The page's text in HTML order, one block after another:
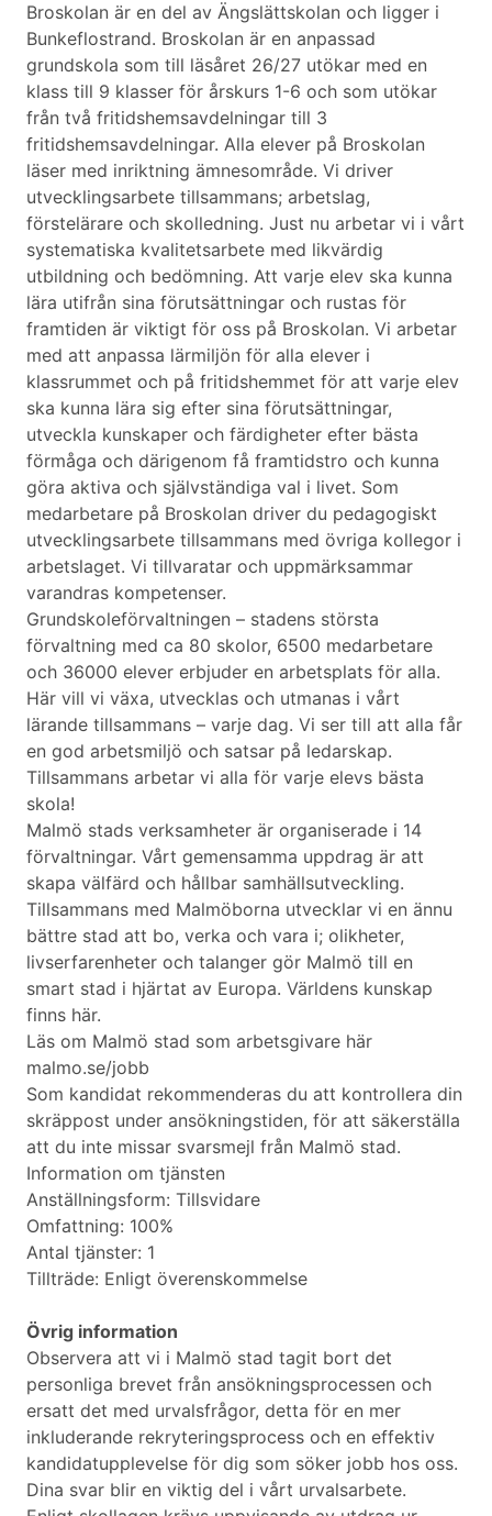
Broskolan är en del av Ängslättskolan och ligger i
Bunkeflostrand. Broskolan är en anpassad
grundskola som till läsåret 26/27 utökar med en
klass till 9 klasser för årskurs 1-6 och som utökar
från två fritidshemsavdelningar till 3
fritidshemsavdelningar. Alla elever på Broskolan
läser med inriktning ämnesområde. Vi driver
utvecklingsarbete tillsammans; arbetslag,
förstelärare och skolledning. Just nu arbetar vi i vårt
systematiska kvalitetsarbete med likvärdig
utbildning och bedömning. Att varje elev ska kunna
lära utifrån sina förutsättningar och rustas för
framtiden är viktigt för oss på Broskolan. Vi arbetar
med att anpassa lärmiljön för alla elever i
klassrummet och på fritidshemmet för att varje elev
ska kunna lära sig efter sina förutsättningar,
utveckla kunskaper och färdigheter efter bästa
förmåga och därigenom få framtidstro och kunna
göra aktiva och självständiga val i livet. Som
medarbetare på Broskolan driver du pedagogiskt
utvecklingsarbete tillsammans med övriga kollegor i
arbetslaget. Vi tillvaratar och uppmärksammar
varandras kompetenser.
Grundskoleförvaltningen – stadens största
förvaltning med ca 80 skolor, 6500 medarbetare
och 36000 elever erbjuder en arbetsplats för alla.
Här vill vi växa, utvecklas och utmanas i vårt
lärande tillsammans – varje dag. Vi ser till att alla får
en god arbetsmiljö och satsar på ledarskap.
Tillsammans arbetar vi alla för varje elevs bästa
skola!
Malmö stads verksamheter är organiserade i 14
förvaltningar. Vårt gemensamma uppdrag är att
skapa välfärd och hållbar samhällsutveckling.
Tillsammans med Malmöborna utvecklar vi en ännu
bättre stad att bo, verka och vara i; olikheter,
livserfarenheter och talanger gör Malmö till en
smart stad i hjärtat av Europa. Världens kunskap
finns här.
Läs om Malmö stad som arbetsgivare här
malmo.se/jobb
Som kandidat rekommenderas du att kontrollera din
skräppost under ansökningstiden, för att säkerställa
att du inte missar svarsmejl från Malmö stad.
Information om tjänsten
Anställningsform: Tillsvidare
Omfattning: 100%
Antal tjänster: 1
Tillträde: Enligt överenskommelse
Övrig information
Observera att vi i Malmö stad tagit bort det
personliga brevet från ansökningsprocessen och
ersatt det med urvalsfrågor, detta för en mer
inkluderande rekryteringsprocess och en effektiv
kandidatupplevelse för dig som söker jobb hos oss.
Dina svar blir en viktig del i vårt urvalsarbete.